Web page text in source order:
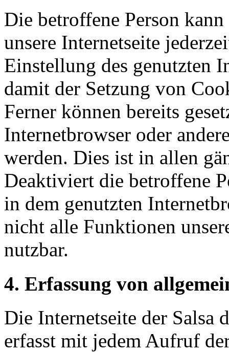
Die betroffene Person
unsere Internetseite
Einstellung des genutzten
damit der Setzung von
Ferner können bereits
Internetbrowser oder
werden. Dies ist in allen
Deaktiviert die betroffene
in dem genutzten
nicht alle Funktionen
nutzbar.
4. Erfassung von
Die Internetseite der Salsa
erfasst mit jedem Aufruf